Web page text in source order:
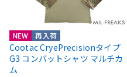
NEW 再入荷
Cootac CryePrecisionタイプ
G3 コンバットシャツ マルチカ
ム